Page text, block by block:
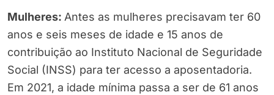
Mulheres: Antes as mulheres precisavam ter 60
anos e seis meses de idade e 15 anos de
contribuição ao Instituto Nacional de Seguridade
Social (INSS) para ter acesso a aposentadoria.
Em 2021, a idade mínima passa a ser de 61 anos